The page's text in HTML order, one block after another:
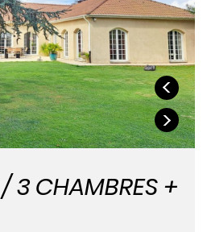
3 CHAMBRES +